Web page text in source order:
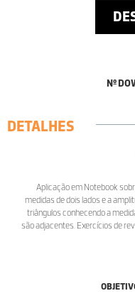
Nº
DETALHES
Aplicação em Notebook
medidas de dois lados e a
triângulos conhecendo a
são adjacentes. Exercícios de